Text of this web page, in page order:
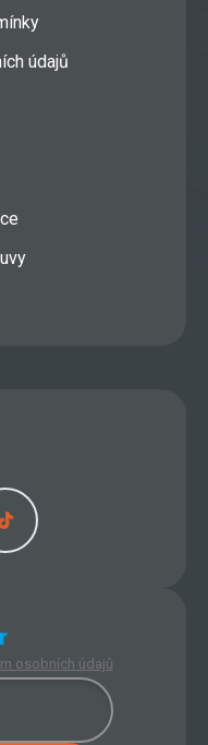
údajů
osobních údajů